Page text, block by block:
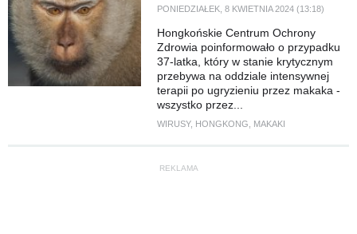
PONIEDZIAŁEK, 8 KWIETNIA 2024 (13:18)
Hongkońskie Centrum Ochrony
Zdrowia poinformowało o przypadku
37-latka, który w stanie krytycznym
przebywa na oddziale intensywnej
terapii po ugryzieniu przez makaka -
wszystko przez...
WIRUSY, HONGKONG MAKAKI
REKLAMA